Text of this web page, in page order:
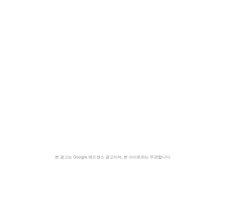
본 광고는 Google 애드센스 광고이며, 본 사이트와는 무관합니다.